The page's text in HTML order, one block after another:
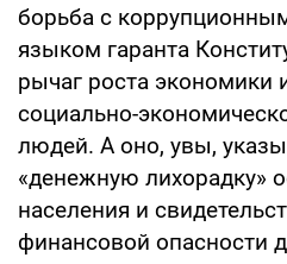
борьба с
языком гаранта
рычаг роста экономики
социально-
людей. А оно, увы,
«денежную лихорадку»
населения и
финансовой опасности